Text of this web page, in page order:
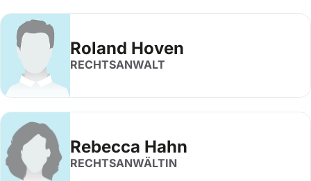
Roland Hoven
RECHTSANWALT
Rebecca Hahn
RECHTSANWÄLTIN